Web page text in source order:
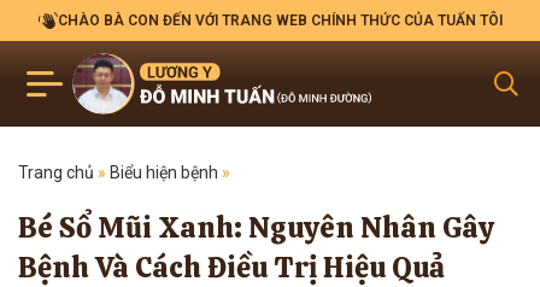
CHÀO BÀ CON ĐẾN VỚI TRANG WEB CHÍNH THỨC CỦA TUẤN TÔI
Trang chủ » Biểu hiện bệnh »
Bé Sổ Mũi Xanh: Nguyên Nhân Gây
Bệnh Và Cách Điều Trị Hiệu Quả